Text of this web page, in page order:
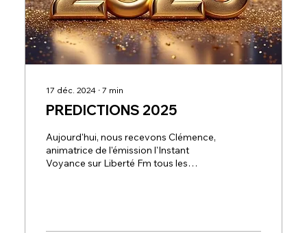
17 déc. 2024∙ 7 min
PREDICTIONS 2025
Aujourd'hui, nous recevons Clémence,
animatrice de l'émission l'Instant
Voyance sur Liberté Fm tous les